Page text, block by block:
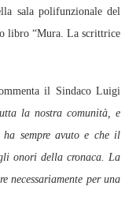
sala polifunzionale del
libro “Mura. La scrittrice
il Sindaco Luigi
la nostra comunità, e
sempre avuto e che il
onori della cronaca. La
necessariamente per una